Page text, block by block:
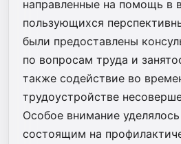
направленные на помощь в
пользующихся
были предоставлены
по вопросам труда и
также содействие во
трудоустройстве
Особое внимание
состоящим на